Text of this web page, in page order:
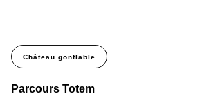
Château gonflable
Parcours Totem